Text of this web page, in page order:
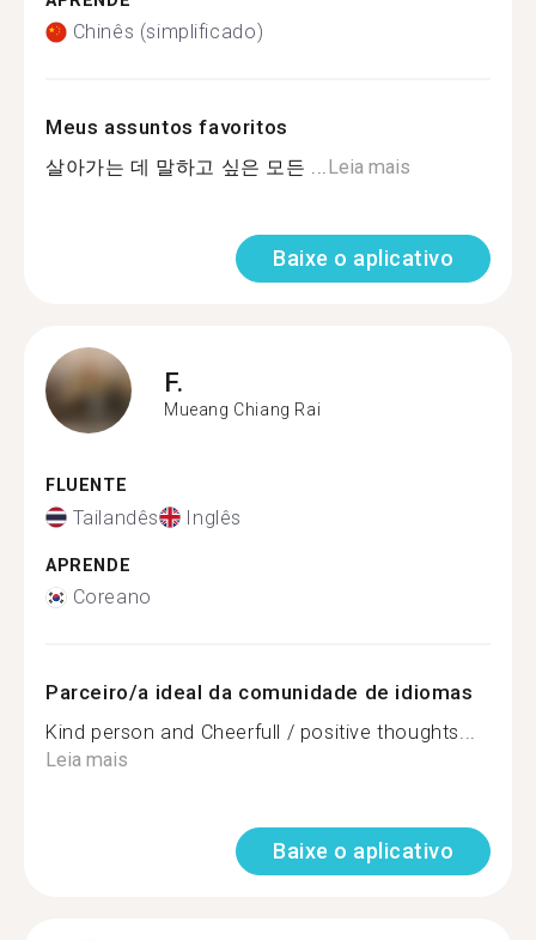
Chinês (simplificado)
Meus assuntos favoritos
살아가는 데 말하고 싶은 모든 ...Leia mais
Baixe o aplicativo
F.
Mueang Chiang Rai
FLUENTE
Tailandês Inglês
APRENDE
Coreano
Parceiro/a ideal da comunidade de idiomas
Kind person and Cheerfull / positive thoughts...
Leia mais
Baixe o aplicativo